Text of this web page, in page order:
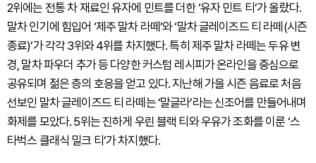
2위에는 전통 차 재료인 유자에 민트를 더한 ‘유자 민트 티’가 올랐다.
말차 인기에 힘입어 ‘제주 말차 라떼’와 ‘말차 글레이즈드 티 라떼(시즌
종료)’가 각각 3위와 4위를 차지했다. 특히 제주 말차 라떼는 두유 변
경, 말차 파우더 추가 등 다양한 커스텀 레시피가 온라인을 중심으로
공유되며 젊은 층의 호응을 얻고 있다. 지난해 가을 시즌 음료로 처음
선보인 말차 글레이즈드 티 라떼는 ‘말글라’라는 신조어를 만들어내며
화제를 모았다. 5위는 진하게 우린 블랙 티와 우유가 조화를 이룬 ‘스
타벅스 클래식 밀크 티’가 차지했다.